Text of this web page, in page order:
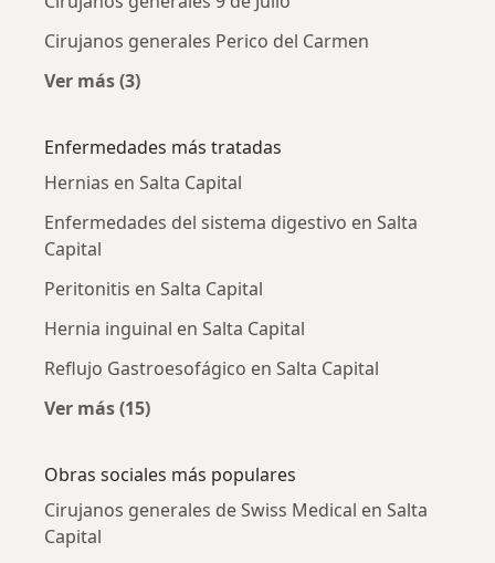
Cirujanos generales Perico del Carmen
Ver más (3)
Enfermedades más tratadas
Hernias en Salta Capital
Enfermedades del sistema digestivo en Salta
Capital
Peritonitis en Salta Capital
Hernia inguinal en Salta Capital
Reflujo Gastroesofágico en Salta Capital
Ver más (15)
Obras sociales más populares
Cirujanos generales de Swiss Medical en Salta
Capital